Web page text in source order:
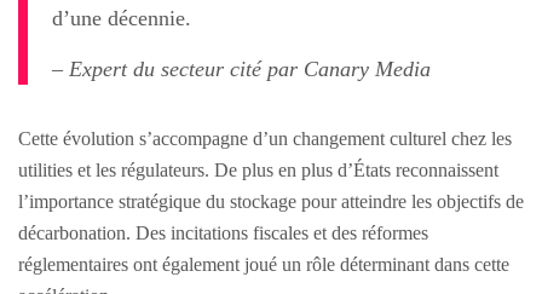
d’une décennie.
– Expert du secteur cité par Canary Media
Cette évolution s’accompagne d’un changement culturel chez les
utilities et les régulateurs. De plus en plus d’États reconnaissent
l’importance stratégique du stockage pour atteindre les objectifs de
décarbonation. Des incitations fiscales et des réformes
réglementaires ont également joué un rôle déterminant dans cette